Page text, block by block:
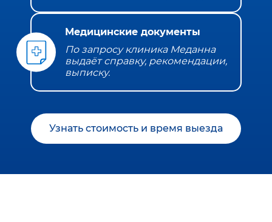
Медицинские документы
По запросу клиника Меданна
выдаёт справку, рекомендации,
выписку.
Узнать стоимость и время выезда